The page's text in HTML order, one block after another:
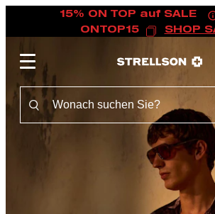
15% ON TOP auf SALE
ONTOP15
SHOP